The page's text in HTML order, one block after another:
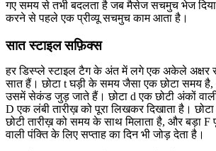
गए समय से तभी बदलता है जब मैसेज सचमुच भेज दिया
करने से पहले एक प्रीव्यू सचमुच काम आता है।
सात स्टाइल सफ़िक्स
हर डिस्प्ले स्टाइल टैग के अंत में लगे एक अकेले अक्षर
सात हैं। छोटा t घड़ी के समय जैसा एक छोटा समय है,
उसमें सेकंड जुड़ जाते हैं। छोटा d एक छोटी अंकों
D एक लंबी तारीख़ को पूरा लिखकर दिखाता है।
छोटी तारीख़ को समय के साथ मिलाता है, और बड़ा F
वाली पंक्ति के लिए सप्ताह का दिन भी जोड़ देता है।